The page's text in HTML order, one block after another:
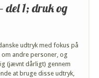
del 1; druk og
udtryk med fokus på
andre personer, og
(jævnt dårligt) gennem
at bruge disse udtryk,